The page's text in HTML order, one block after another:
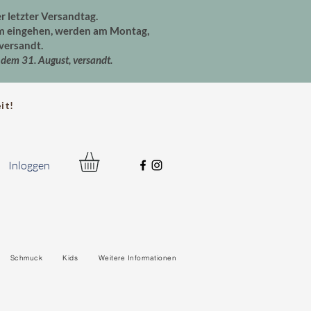
letzter Versandtag.
eingehen, werden am Montag,
31. August, versandt.
Inloggen
Schmuck Kids Weitere Informationen